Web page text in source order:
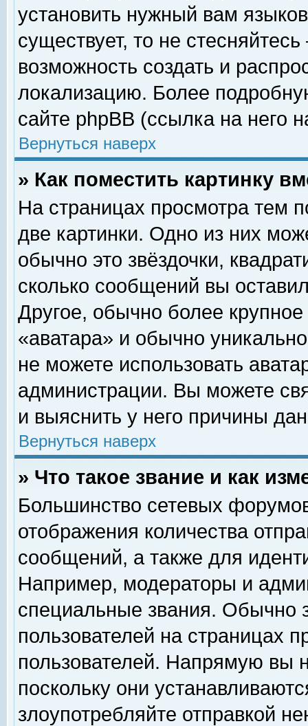
установить нужный вам
существует, то не
возможность создать и
локализацию. Более
сайте phpBB (ссылка на него
Вернуться наверх
» Как поместить картинку
На страницах просмотра тем
две картинки. Одно из них
обычно это звёздочки,
сколько сообщений вы
Другое, обычно более
«аватара» и обычно
не можете использовать
администрации. Вы можете
и выяснить у него причины
Вернуться наверх
» Что такое звание и как
Большинство сетевых
отображения количества
сообщений, а также для
Например, модераторы и
специальные звания. Обычно
пользователей на страницах
пользователей. Напрямую вы
поскольку они
злоупотребляйте отправкой